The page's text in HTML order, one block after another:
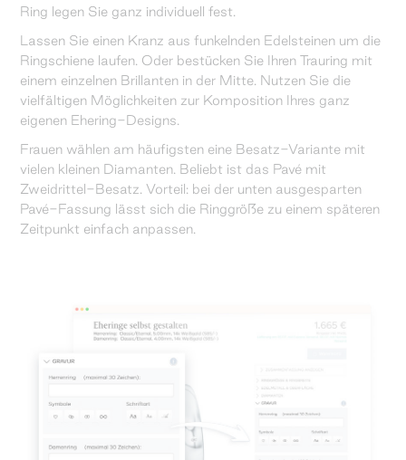
Ring legen Sie ganz individuell fest.
Lassen Sie einen Kranz aus funkelnden Edelsteinen um die
Ringschiene laufen. Oder bestücken Sie Ihren Trauring mit
einem einzelnen Brillanten in der Mitte. Nutzen Sie die
vielfältigen Möglichkeiten zur Komposition Ihres ganz
eigenen Ehering-Designs.
Frauen wählen am häufigsten eine Besatz-Variante mit
vielen kleinen Diamanten. Beliebt ist das Pavé mit
Zweidrittel-Besatz. Vorteil: bei der unten ausgesparten
Pavé-Fassung lässt sich die Ringgröße zu einem späteren
Zeitpunkt einfach anpassen.